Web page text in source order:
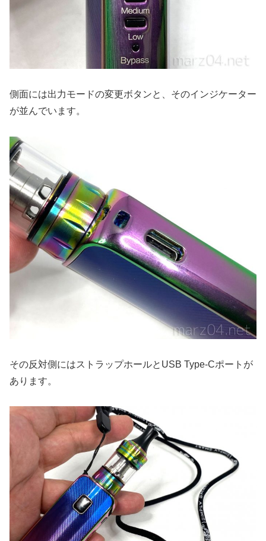
側面には出力モードの変更ボタンと、そのインジケーター
が並んでいます。
その反対側にはストラップホールとUSB Type-Cポートが
あります。